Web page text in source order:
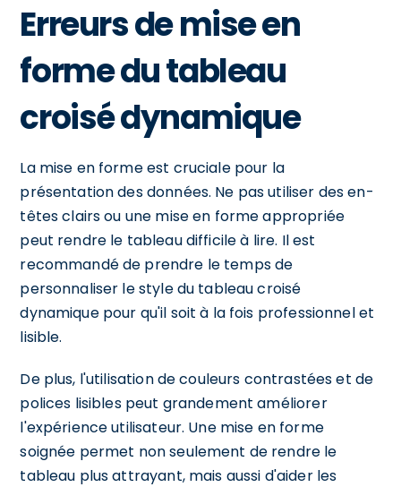
Erreurs de mise en
forme du tableau
croisé dynamique
La mise en forme est cruciale pour la
présentation des données. Ne pas utiliser des en-
têtes clairs ou une mise en forme appropriée
peut rendre le tableau difficile à lire. Il est
recommandé de prendre le temps de
personnaliser le style du tableau croisé
dynamique pour qu'il soit à la fois professionnel et
lisible.
De plus, l'utilisation de couleurs contrastées et de
polices lisibles peut grandement améliorer
l'expérience utilisateur. Une mise en forme
soignée permet non seulement de rendre le
tableau plus attrayant, mais aussi d'aider les